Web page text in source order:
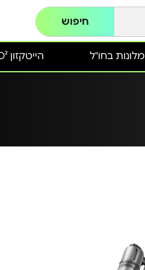
חיפוש
הייטקזון PRO² מלונות בחו"ל